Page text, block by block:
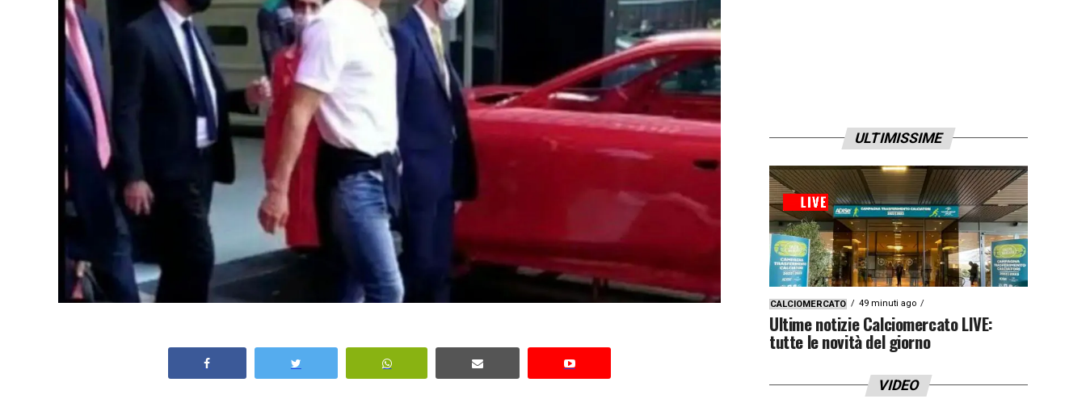
ULTIMISSIME
CALCIOMERCATO 49 minuti ago
Ultime notizie Calciomercato LIVE:
tutte le novità del giorno
VIDEO